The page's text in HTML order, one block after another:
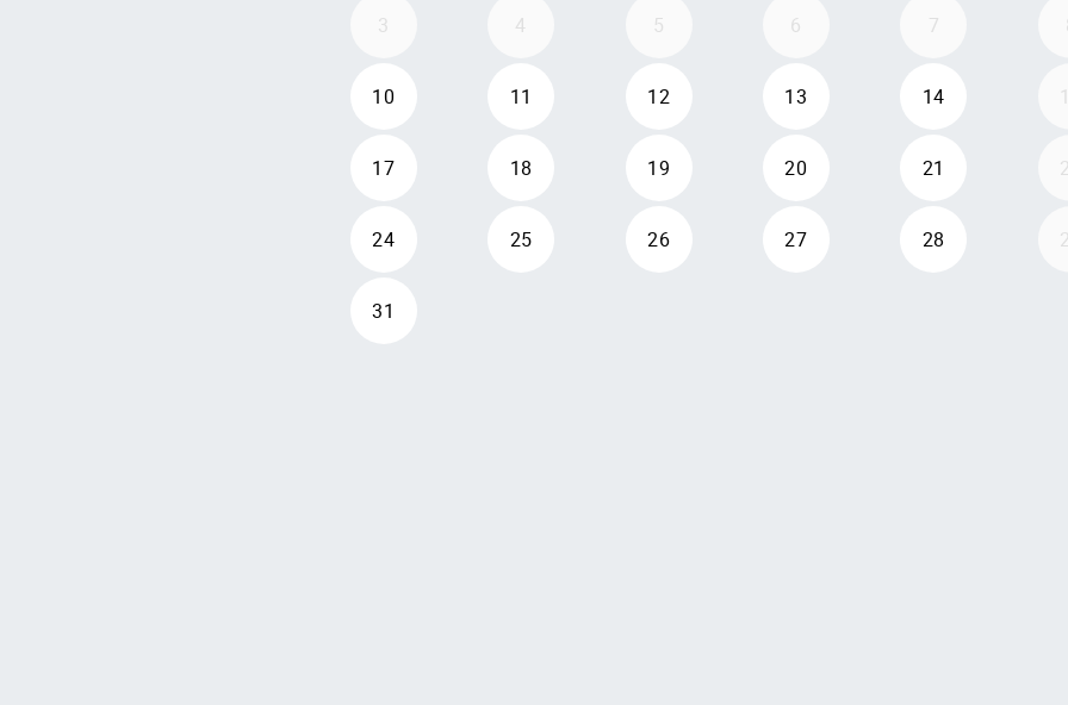
3 4 5 6 7
10 11 12 13 14
17 18 19 20 21
24 25 26 27 28
31